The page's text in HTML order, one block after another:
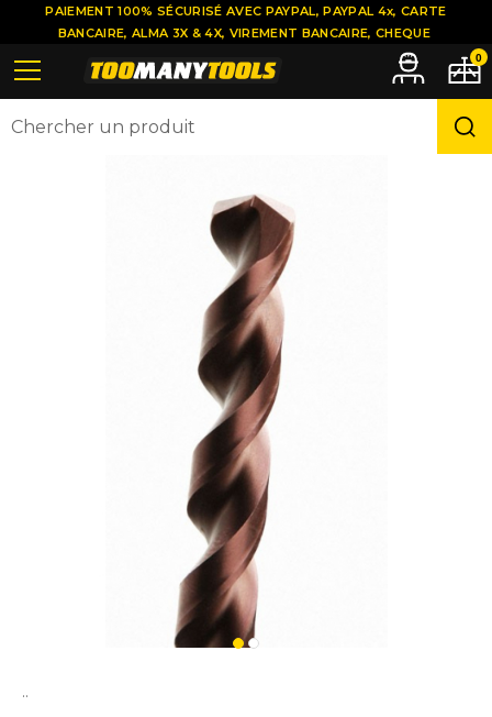
..
PAIEMENT 100% SÉCURISÉ AVEC PAYPAL, PAYPAL 4x, CARTE
BANCAIRE, ALMA 3X & 4X, VIREMENT BANCAIRE, CHEQUE
0